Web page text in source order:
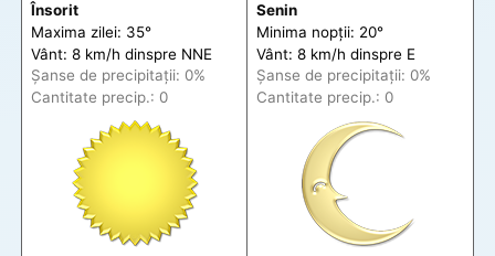
Însorit
Maxima zilei: 35°
Vânt: 8 km/h dinspre NNE
Șanse de precipitații: 0%
Cantitate precip.: 0
Senin
Minima nopții: 20°
Vânt: 8 km/h dinspre E
Șanse de precipitații: 0%
Cantitate precip.: 0